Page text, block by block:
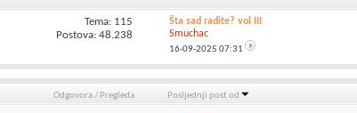
Tema: 115
Postova: 48.238
Šta sad radite? vol III
Smuchac
16-09-2025 07:31
Odgovora/ Pregleda Posljednji post od